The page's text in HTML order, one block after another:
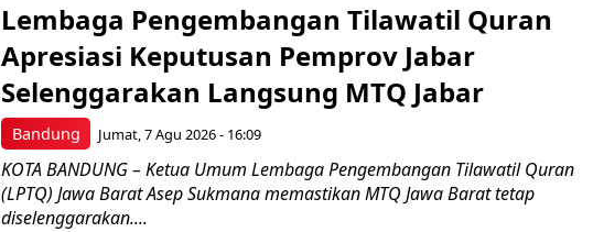
Bandung
Lembaga Pengembangan Tilawatil Quran
Apresiasi Keputusan Pemprov Jabar
Selenggarakan Langsung MTQ Jabar
Jumat, 7 Agu 2026 - 16:09
KOTA BANDUNG – Ketua Umum Lembaga Pengembangan Tilawatil Quran
(LPTQ) Jawa Barat Asep Sukmana memastikan MTQ Jawa Barat tetap
diselenggarakan....